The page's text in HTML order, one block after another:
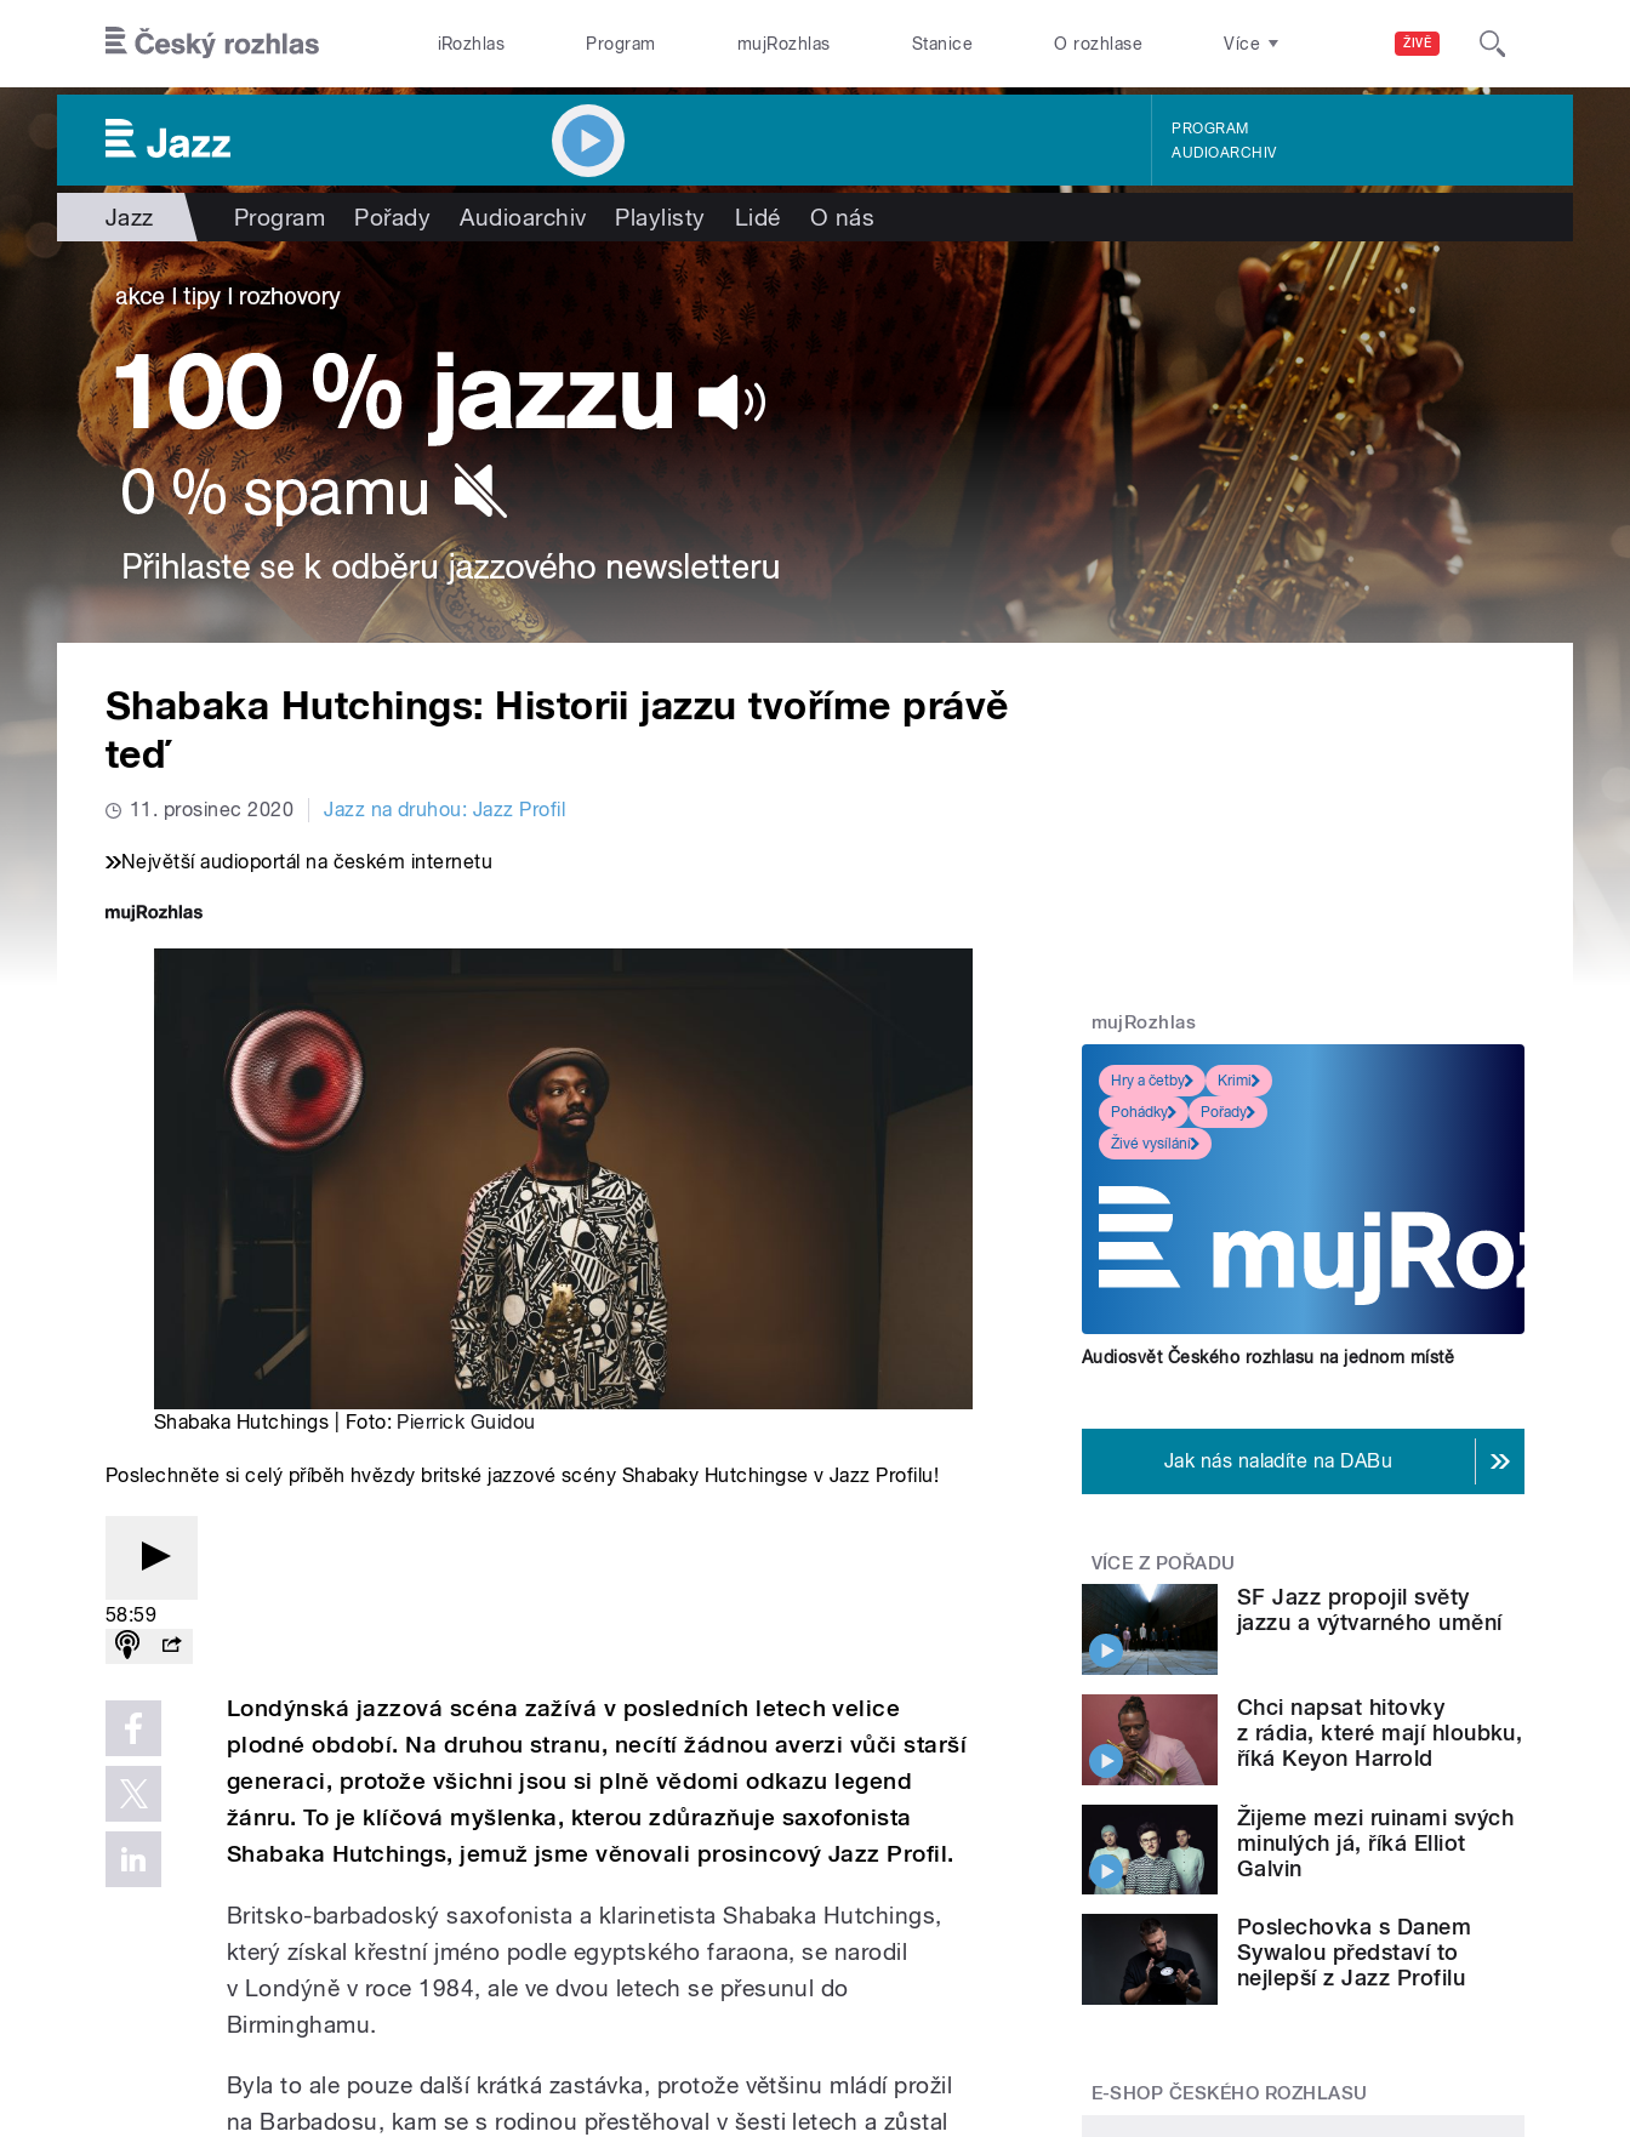
ŽIVĚ
iRozhlas Program mujRozhlas Stanice O rozhlase Více
PROGRAM
AUDIOARCHIV
Jazz Program Pořady Audioarchiv Playlisty Lidé O nás
Shabaka Hutchings: Historii jazzu tvoříme právě
teď
11. prosinec 2020 Jazz na druhou: Jazz Profil
Největší audioportál na českém internetu
Shabaka Hutchings | Foto: Pierrick Guidou
Poslechněte si celý příběh hvězdy britské jazzové scény Shabaky Hutchingse v Jazz Profilu!
58:59
Londýnská jazzová scéna zažívá v posledních letech velice
plodné období. Na druhou stranu, necítí žádnou averzi vůči starší
generaci, protože všichni jsou si plně vědomi odkazu legend
žánru. To je klíčová myšlenka, kterou zdůrazňuje saxofonista
Shabaka Hutchings, jemuž jsme věnovali prosincový Jazz Profil.
Britsko-barbadoský saxofonista a klarinetista Shabaka Hutchings,
který získal křestní jméno podle egyptského faraona, se narodil
v Londýně v roce 1984, ale ve dvou letech se přesunul do
Birminghamu.
Byla to ale pouze další krátká zastávka, protože většinu mládí prožil
na Barbadosu, kam se s rodinou přestěhoval v šesti letech a zůstal
mujRozhlas
Hry a četby
Krimi
Pohádky
Pořady
Živé vysílání
Audiosvět Českého rozhlasu na jednom místě
Jak nás naladíte na DABu
VÍCE Z POŘADU
SF Jazz propojil světy
jazzu a výtvarného umění
Chci napsat hitovky
z rádia, které mají hloubku,
říká Keyon Harrold
Žijeme mezi ruinami svých
minulých já, říká Elliot
Galvin
Poslechovka s Danem
Sywalou představí to
nejlepší z Jazz Profilu
E-SHOP ČESKÉHO ROZHLASU